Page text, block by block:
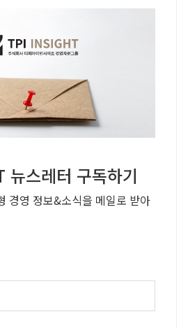
스레터 구독하기
경영 정보&소식을 메일로 받아